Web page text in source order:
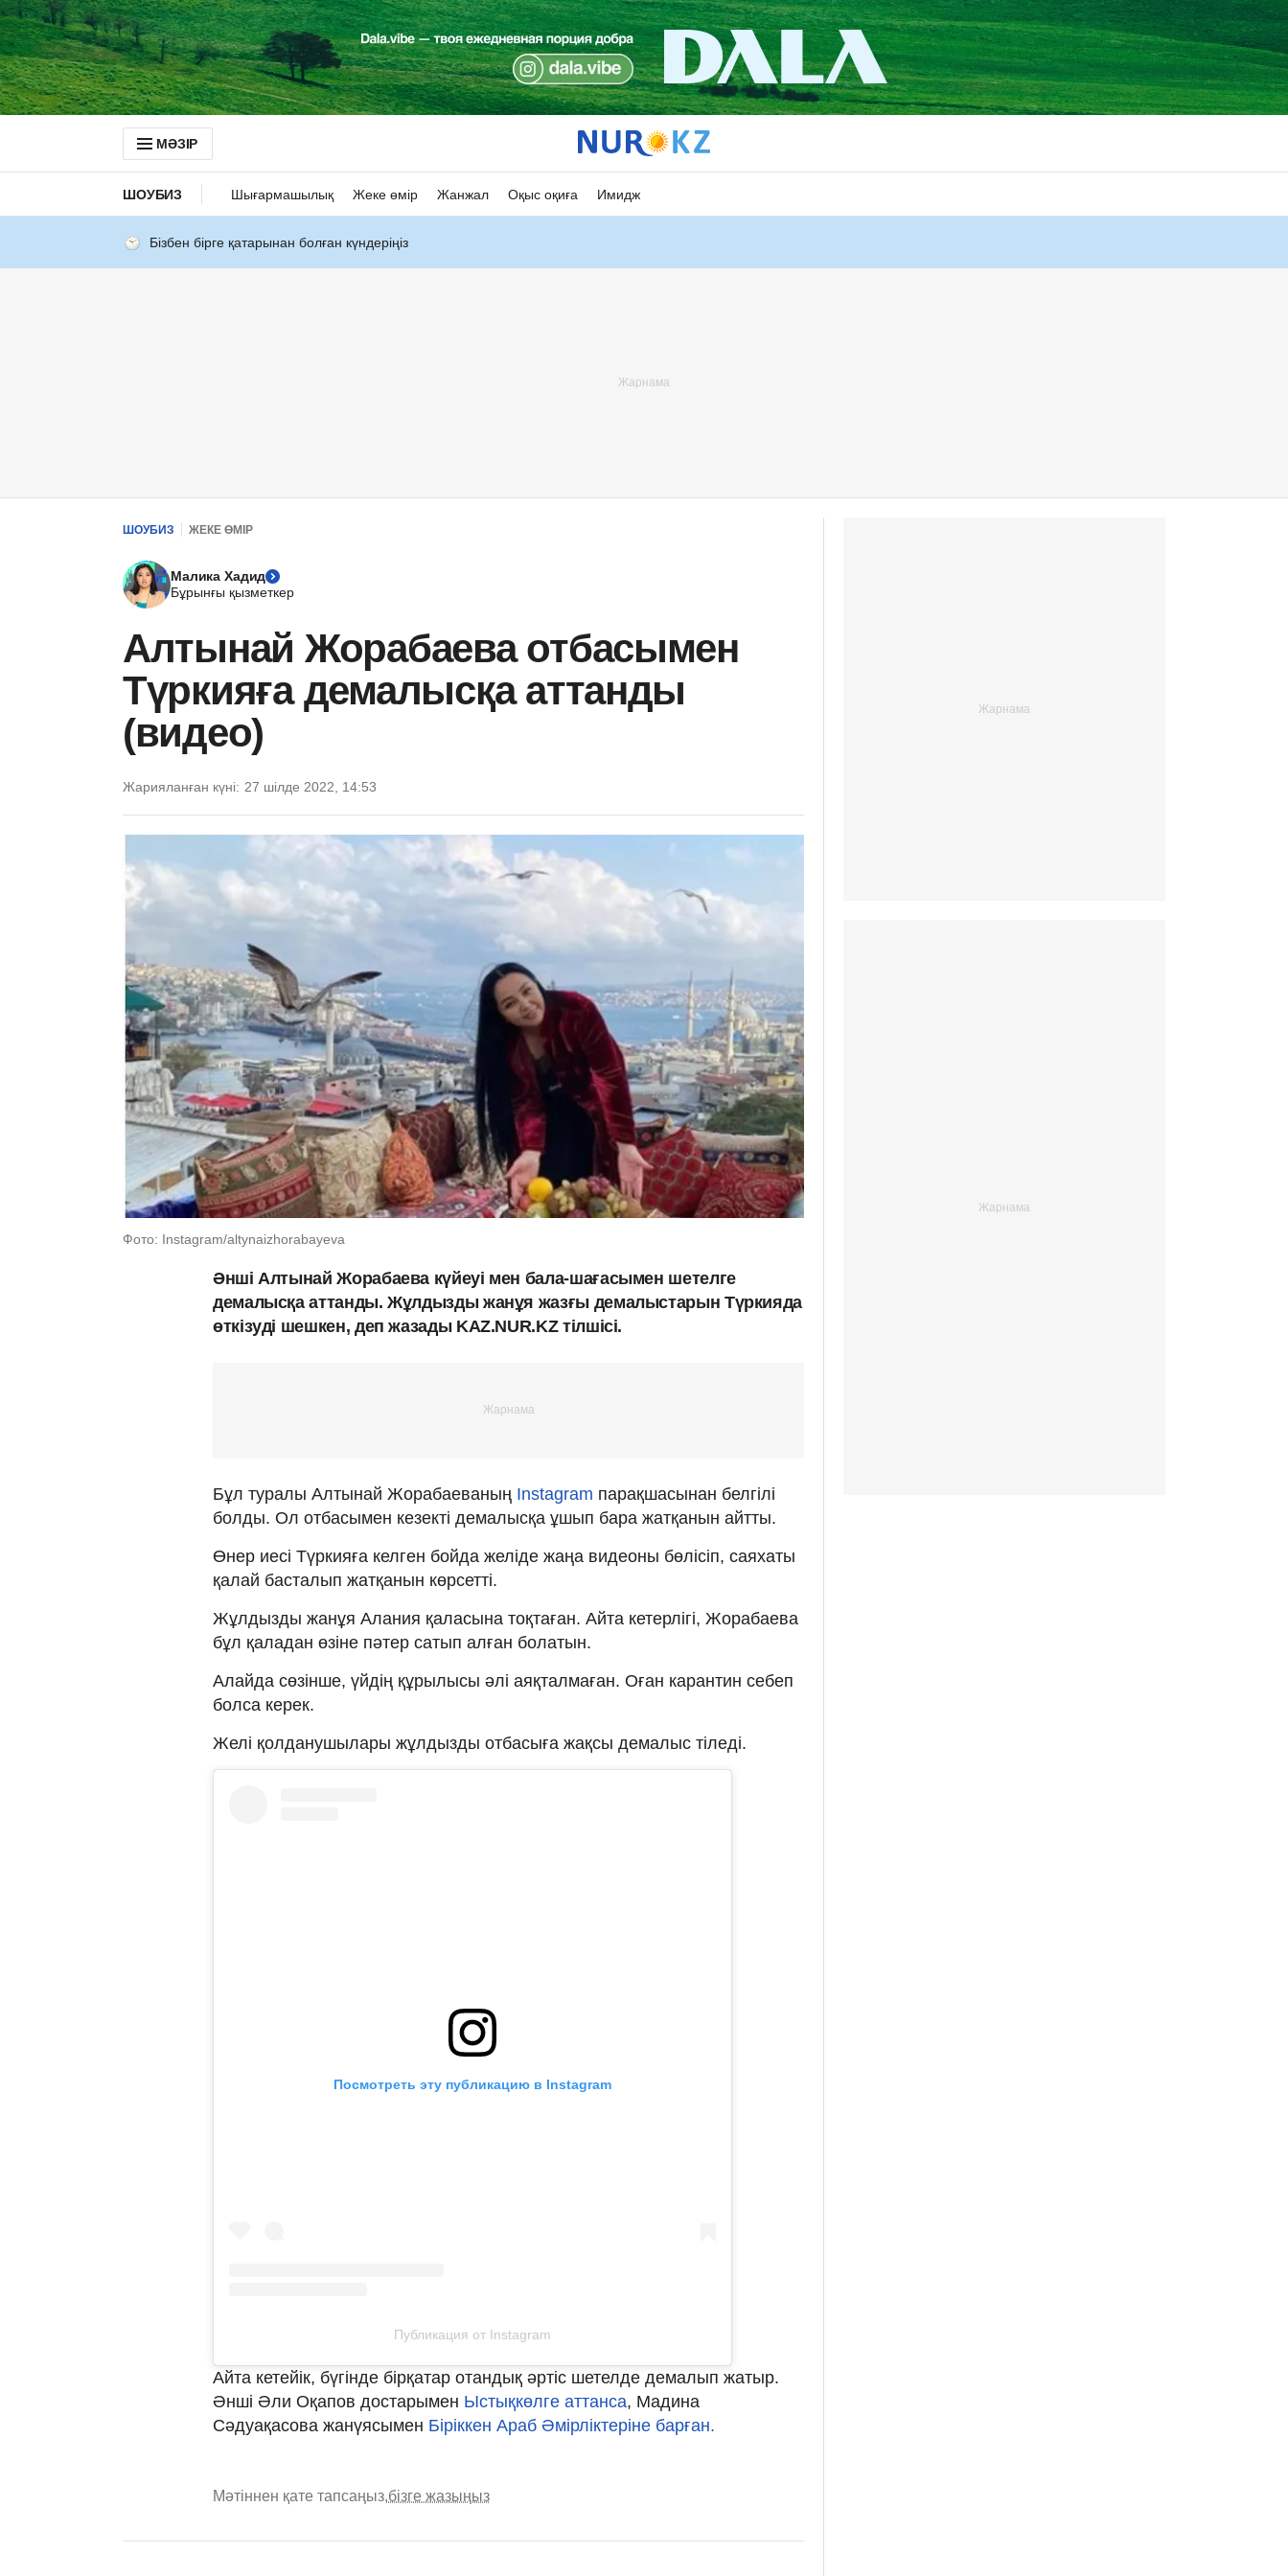
МӘЗІР
ШОУБИЗ Шығармашылық Жеке өмір Жанжал Оқыс оқиға Имидж
Бізбен бірге қатарынан болған күндеріңіз
ШОУБИЗ ЖЕКЕ ӨМІР
Малика Хадид
Бұрынғы қызметкер
Алтынай Жорабаева отбасымен
Түркияға демалысқа аттанды
(видео)
Жарияланған күні: 27 шілде 2022, 14:53
Фото: Instagram/altynaizhorabayeva
Әнші Алтынай Жорабаева күйеуі мен бала-шағасымен шетелге
демалысқа аттанды. Жұлдызды жанұя жазғы демалыстарын Түркияда
өткізуді шешкен, деп жазады KAZ.NUR.KZ тілшісі.
Бұл туралы Алтынай Жорабаеваның Instagram парақшасынан белгілі
болды. Ол отбасымен кезекті демалысқа ұшып бара жатқанын айтты.
Өнер иесі Түркияға келген бойда желіде жаңа видеоны бөлісіп, саяхаты
қалай басталып жатқанын көрсетті.
Жұлдызды жанұя Алания қаласына тоқтаған. Айта кетерлігі, Жорабаева
бұл қаладан өзіне пәтер сатып алған болатын.
Алайда сөзінше, үйдің құрылысы әлі аяқталмаған. Оған карантин себеп
болса керек.
Желі қолданушылары жұлдызды отбасыға жақсы демалыс тіледі.
Посмотреть эту публикацию в Instagram
Публикация от Instagram
Айта кетейік, бүгінде бірқатар отандық әртіс шетелде демалып жатыр.
Әнші Әли Оқапов достарымен Ыстықкөлге аттанса, Мадина
Сәдуақасова жанүясымен Біріккен Араб Әмірліктеріне барған.
Мәтіннен қате тапсаңыз,бізге жазыңыз